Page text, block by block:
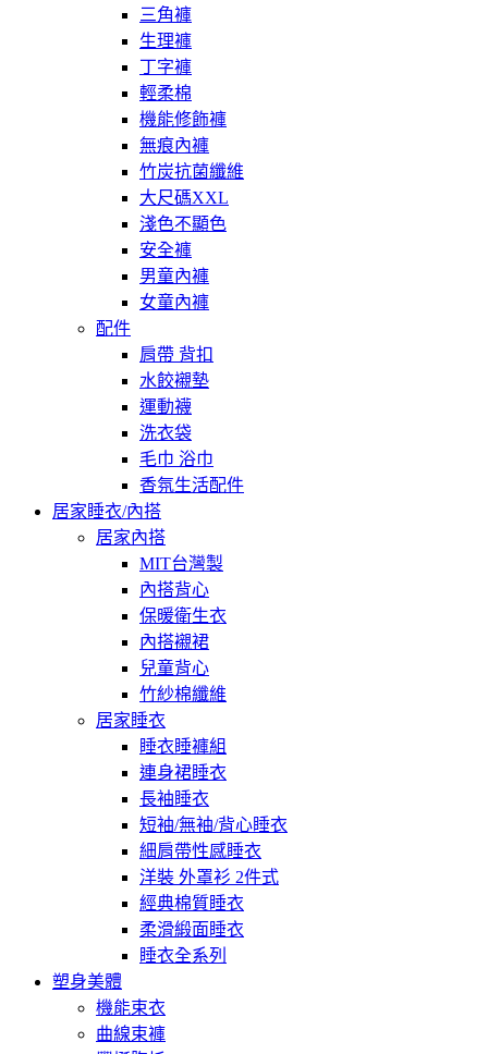
三角褲
生理褲
丁字褲
輕柔棉
機能修飾褲
無痕內褲
竹炭抗菌纖維
大尺碼XXL
淺色不顯色
安全褲
男童內褲
女童內褲
配件
肩帶 背扣
水餃襯墊
運動襪
洗衣袋
毛巾 浴巾
香氛生活配件
居家睡衣/內搭
居家內搭
MIT台灣製
內搭背心
保暖衛生衣
內搭襯裙
兒童背心
竹紗棉纖維
居家睡衣
睡衣睡褲組
連身裙睡衣
長袖睡衣
短袖/無袖/背心睡衣
細肩帶性感睡衣
洋裝 外罩衫 2件式
經典棉質睡衣
柔滑緞面睡衣
睡衣全系列
塑身美體
機能束衣
曲線束褲